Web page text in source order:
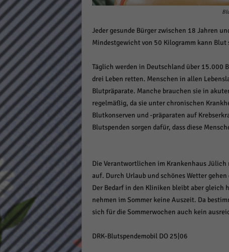
Jeder gesunde Bürger zwischen 18 Jahren
Mindestgewicht von 50 Kilogramm kann Blut
Täglich werden in Deutschland über 15.000
drei Leben retten. Menschen in allen
Blutpräparate. Manche brauchen sie in
regelmäßig, da sie unter chronischen
Blutkonserven und -präparaten auf
Blutspenden sorgen dafür, dass diese
Die Verantwortlichen im Krankenhaus
auf. Durch Urlaub und schönes Wetter
Der Bedarf in den Kliniken bleibt aber
nehmen im Sommer keine Auszeit. Da
sich für die Sommerwochen auch kein
DRK-Blutspendemobil DO 25|06
wie